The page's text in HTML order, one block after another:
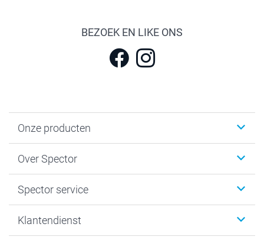
BEZOEK EN LIKE ONS
Onze producten
Kaartjes
Fotoboeken
Fotoprints, Fotoposter & Fotoalbum met fotoprints
Over Spector
Sitemap
Privacybeleid
Spector service
smartbonus
Klantendienst